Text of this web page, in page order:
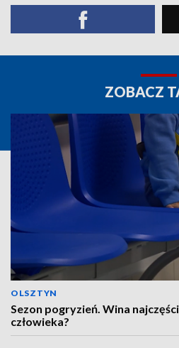
ZOBACZ
OLSZTYN
Sezon pogryzień. Wina
człowieka?